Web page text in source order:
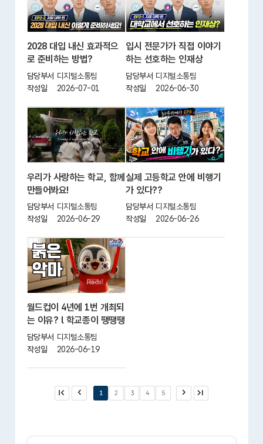
2028 대입 내신 효과적으
로 준비하는 방법?
담당부서 디지털소통팀
작성일
2026-07-01
입시 전문가가 직접 이야기
하는 선호하는 인재상
담당부서 디지털소통팀
작성일
2026-06-30
우리가 사랑하는 학교, 함께
만들어봐요!
담당부서 디지털소통팀
작성일
2026-06-29
실제 고등학교 안에 비행기
가 있다??
담당부서 디지털소통팀
작성일
2026-06-26
월드컵이 4년에 1번 개최되
는 이유? l 학교종이 땡땡땡
담당부서 디지털소통팀
작성일
2026-06-19
첫 페
이전 1 2 3 4 5 다음
마지